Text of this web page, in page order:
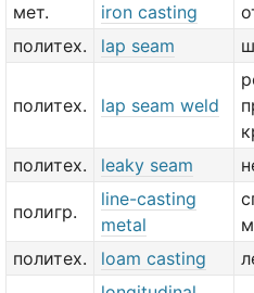
мет.
iron casting
политех.
lap seam
политех. lap seam weld
политех.
leaky seam
полигр.
line-casting
metal
политех.
loam casting